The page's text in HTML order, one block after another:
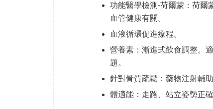
功能醫學檢測-荷爾蒙：荷爾
血管健康有關。
血液循環促進療程。
營養素：漸進式飲食調整。
題。
針對骨質疏鬆：藥物注射輔
體適能：走路、站立姿勢正